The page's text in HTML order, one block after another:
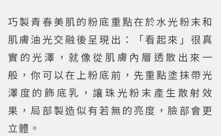
巧製青春美肌的粉底重點在於水光粉末和
肌膚油光交融後呈現出：「看起來」很真
實的光澤，就像從肌膚內層透散出來一
般，你可以在上粉底前，先重點塗抹帶光
澤度的飾底乳，讓珠光粉末產生散射效
果，局部製造似有若無的亮度，臉部會更
立體。